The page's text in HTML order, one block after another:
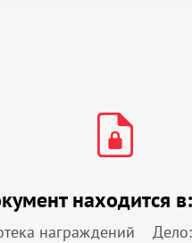
находится в:
награждений